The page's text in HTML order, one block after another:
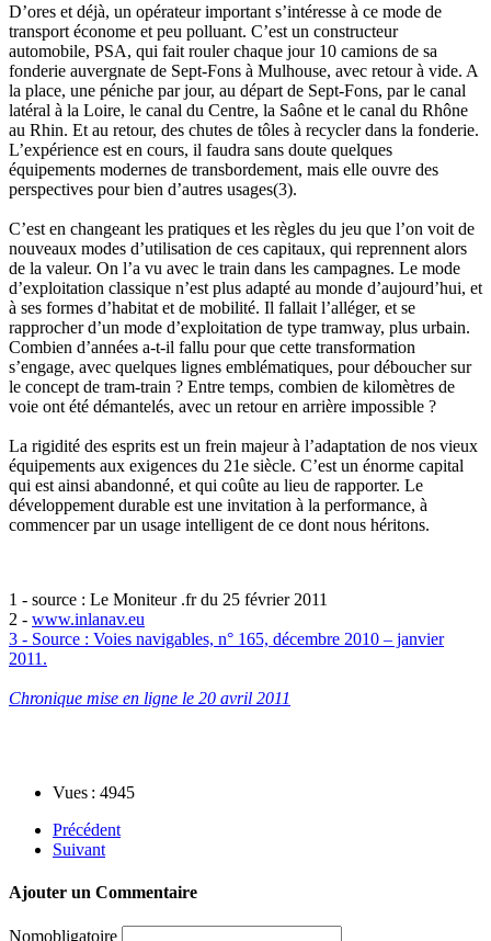
D’ores et déjà, un opérateur important s’intéresse à ce mode de
transport économe et peu polluant. C’est un constructeur
automobile, PSA, qui fait rouler chaque jour 10 camions de sa
fonderie auvergnate de Sept-Fons à Mulhouse, avec retour à vide. A
la place, une péniche par jour, au départ de Sept-Fons, par le canal
latéral à la Loire, le canal du Centre, la Saône et le canal du Rhône
au Rhin. Et au retour, des chutes de tôles à recycler dans la fonderie.
L’expérience est en cours, il faudra sans doute quelques
équipements modernes de transbordement, mais elle ouvre des
perspectives pour bien d’autres usages(3).
C’est en changeant les pratiques et les règles du jeu que l’on voit de
nouveaux modes d’utilisation de ces capitaux, qui reprennent alors
de la valeur. On l’a vu avec le train dans les campagnes. Le mode
d’exploitation classique n’est plus adapté au monde d’aujourd’hui, et
à ses formes d’habitat et de mobilité. Il fallait l’alléger, et se
rapprocher d’un mode d’exploitation de type tramway, plus urbain.
Combien d’années a-t-il fallu pour que cette transformation
s’engage, avec quelques lignes emblématiques, pour déboucher sur
le concept de tram-train ? Entre temps, combien de kilomètres de
voie ont été démantelés, avec un retour en arrière impossible ?
La rigidité des esprits est un frein majeur à l’adaptation de nos vieux
équipements aux exigences du 21e siècle. C’est un énorme capital
qui est ainsi abandonné, et qui coûte au lieu de rapporter. Le
développement durable est une invitation à la performance, à
commencer par un usage intelligent de ce dont nous héritons.
1 - source : Le Moniteur .fr du 25 février 2011
2 - www.inlanav.eu
3 - Source : Voies navigables, n° 165, décembre 2010 – janvier
2011.
Chronique mise en ligne le 20 avril 2011
Vues : 4945
Précédent
Suivant
Ajouter un Commentaire
Nomobligatoire